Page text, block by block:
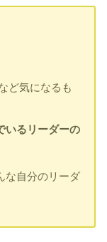
ど気になるも
いるリーダーの
な自分のリーダ